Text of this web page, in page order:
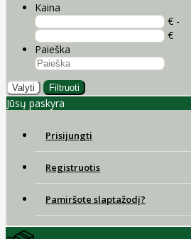
Kaina
€ -
€
Paieška
Valyti Filtruoti
Jūsų paskyra
Prisijungti
Registruotis
Pamiršote slaptažodį?